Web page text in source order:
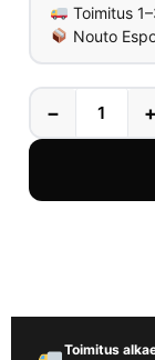
Toimitus
Nouto
− +
Toimitus